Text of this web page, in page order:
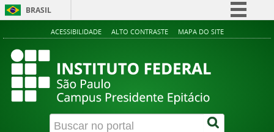
BRASIL
Simplifique!
Participe
Legislação
ACESSIBILIDADE ALTO CONTRASTE MAPA DO SITE